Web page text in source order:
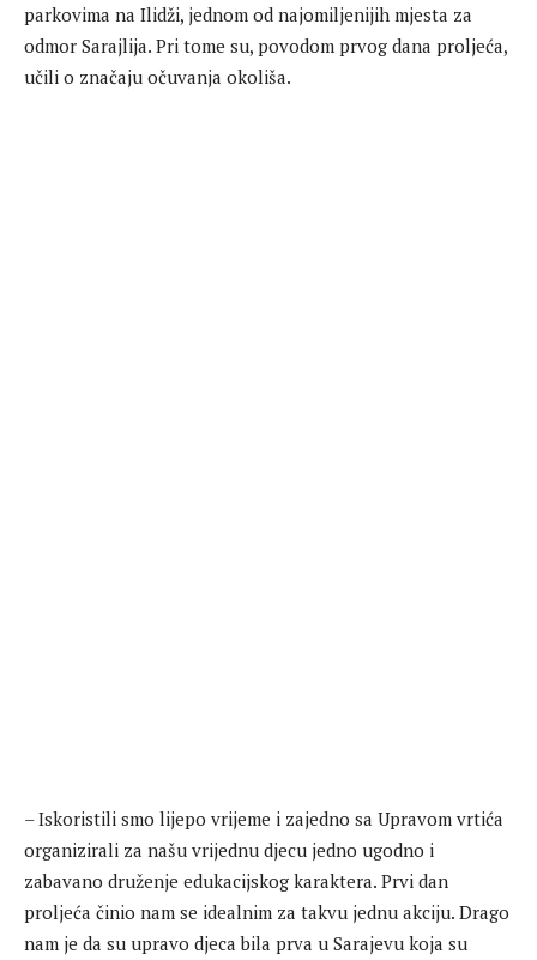
parkovima na Ilidži, jednom od najomiljenijih mjesta za
odmor Sarajlija. Pri tome su, povodom prvog dana proljeća,
učili o značaju očuvanja okoliša.
– Iskoristili smo lijepo vrijeme i zajedno sa Upravom vrtića
organizirali za našu vrijednu djecu jedno ugodno i
zabavano druženje edukacijskog karaktera. Prvi dan
proljeća činio nam se idealnim za takvu jednu akciju. Drago
nam je da su upravo djeca bila prva u Sarajevu koja su